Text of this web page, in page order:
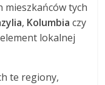
mieszkańców tych
, Kolumbia czy
lokalnej
te regiony,